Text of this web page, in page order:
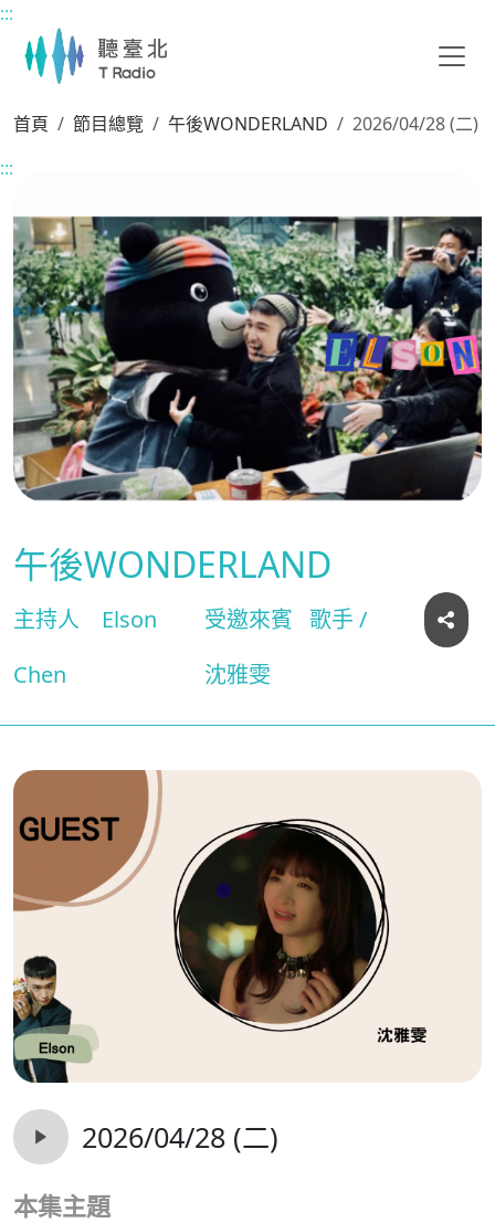
主要內容區塊
:::
首頁 節目總覽 午後WONDERLAND
2026/04/28 (二)
:::
午後WONDERLAND
主持人
Elson
Chen
受邀來賓 歌手 /
沈雅雯
2026/04/28 (二)
本集主題